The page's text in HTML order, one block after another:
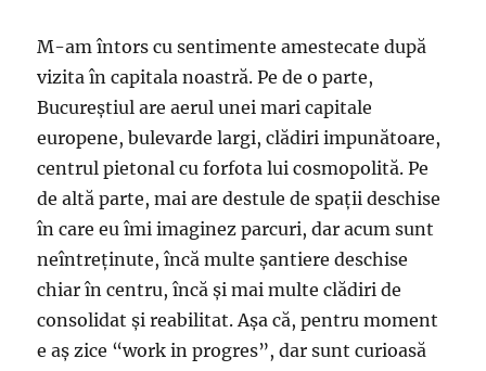
M-am întors cu sentimente amestecate după
vizita în capitala noastră. Pe de o parte,
Bucureștiul are aerul unei mari capitale
europene, bulevarde largi, clădiri impunătoare,
centrul pietonal cu forfota lui cosmopolită. Pe
de altă parte, mai are destule de spații deschise
în care eu îmi imaginez parcuri, dar acum sunt
neîntreținute, încă multe șantiere deschise
chiar în centru, încă și mai multe clădiri de
consolidat și reabilitat. Așa că, pentru moment
e aș zice “work in progres”, dar sunt curioasă